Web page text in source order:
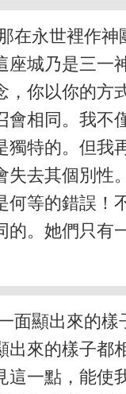
在永世裡作
城乃是三一
你以你的方
相同。我不
特的。但我
去其個別性
等的錯誤！
。她們只有
面顯出來的
來的樣子都
一點，能使